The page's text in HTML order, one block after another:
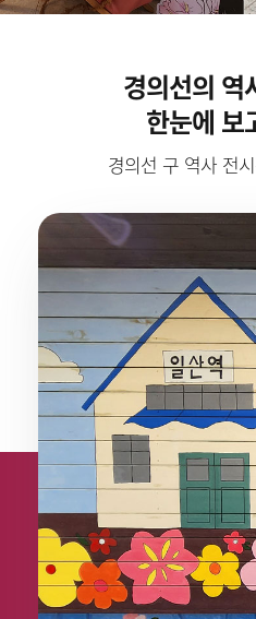
경의선의 역
한눈에 보
경의선 구 역사 전